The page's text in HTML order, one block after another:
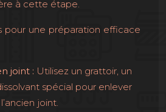
à cette étape.
pour une préparation efficace
joint : Utilisez un grattoir, un
spécial pour enlever
joint.